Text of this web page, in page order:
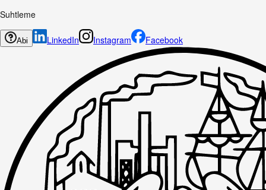
Suhtleme
Abi LinkedIn Instagram Facebook